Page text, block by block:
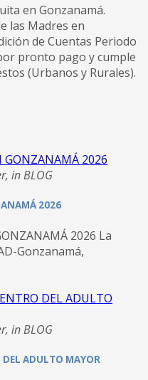
en Gonzanamá.
las Madres en
de Cuentas Periodo
pronto pago y cumple
(Urbanos y Rurales).
in BLOG
2026
2026 La
Gonzanamá,
in BLOG
DEL ADULTO MAYOR